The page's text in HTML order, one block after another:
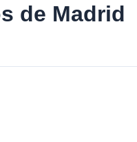
de Madrid